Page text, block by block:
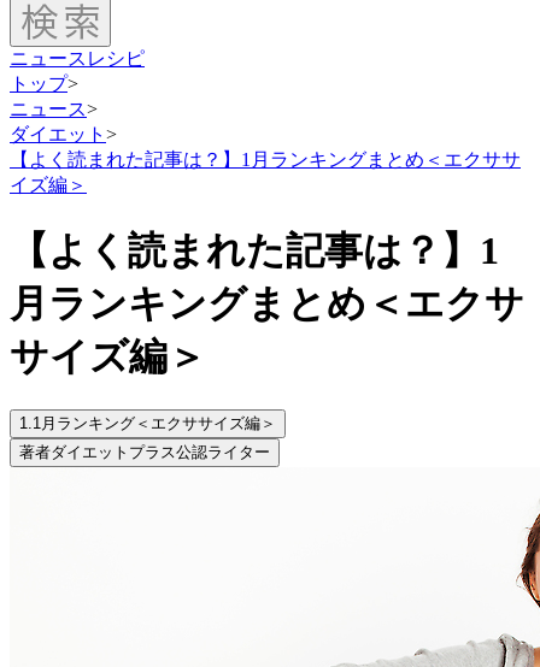
ニュース レシピ
トップ>
ニュース>
ダイエット >
【よく読まれた記事は？】1月ランキングまとめ＜エクササ
イズ編＞
【よく読まれた記事は？】1
月ランキングまとめ＜エクサ
サイズ編＞
1.1月ランキング＜エクササイズ編＞
著者ダイエットプラス公認ライター